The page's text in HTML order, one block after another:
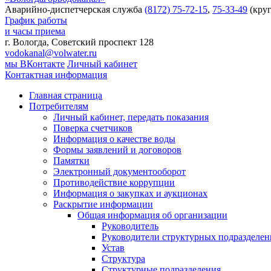
Аварийно-диспетчерская служба (8172) 75-72-15, 75-33-49
График работы
и часы приема
г. Вологда, Советский проспект 128
vodokanal@volwater.ru
мы ВКонтакте Личный кабинет
Контактная информация
Главная страница
Потребителям
Личный кабинет, передать показания
Поверка счетчиков
Информация о качестве воды
Формы заявлений и договоров
Памятки
Электронный документооборот
Противодействие коррупции
Информация о закупках и аукционах
Раскрытие информации
Общая информация об организации
Руководитель
Руководители структурных
Устав
Структура